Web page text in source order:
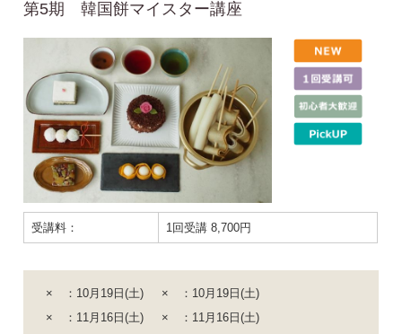
第5期 韓国餅マイスター講座
受講料： 1回受講 8,700円
× ：10月19日(土)
× ：10月19日(土)
× ：11月16日(土)
× ：11月16日(土)